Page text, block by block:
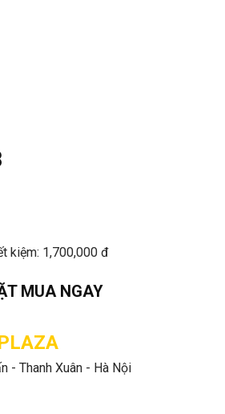
kiệm: 1,700,000 đ
MUA NGAY
- Thanh Xuân - Hà Nội